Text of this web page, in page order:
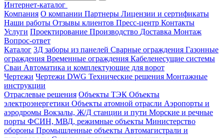
Интернет-каталог
Компания О компании Партнеры Лицензии и сертификаты
Наши работы Отзывы клиентов Пресс-центр Контакты
Услуги Проектирование Производство Доставка Монтаж
Вопрос-ответ
Каталог 3Д заборы из панелей Сварные ограждения Газонные
ограждения Временные ограждения Кабеленесущие системы
Cваи Автоматика и комплектующие для ворот
Чертежи Чертежи DWG Технические решения Монтажные
инструкции
Отраслевые решения Объекты ТЭК Объекты
электроэнергетики Объекты атомной отрасли Аэропорты и
аэродромы Вокзалы, Ж/Д станции и пути Морские и речные
порты ФСИН, МВД, режимные объекты Министерство
обороны Промышленные объекты Автомагистрали и